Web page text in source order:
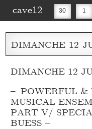
cave12 30 1
16 20
DIMANCHE 12
DIMANCHE 12
– POWERFUL &
MUSICAL
PART V/
BUESS –